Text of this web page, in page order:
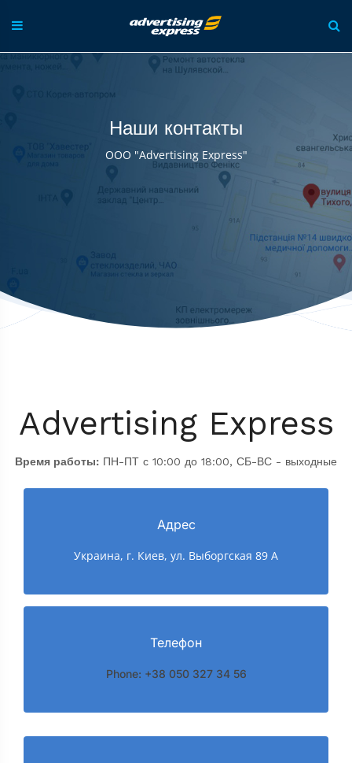
Наши контакты
ООО "Advertising Express"
Advertising Express
Время работы: ПН-ПТ с 10:00 до 18:00, СБ-ВС - выходные
Адрес
Украина, г. Киев, ул. Выборгская 89 А
Телефон
Phone: +38 050 327 34 56